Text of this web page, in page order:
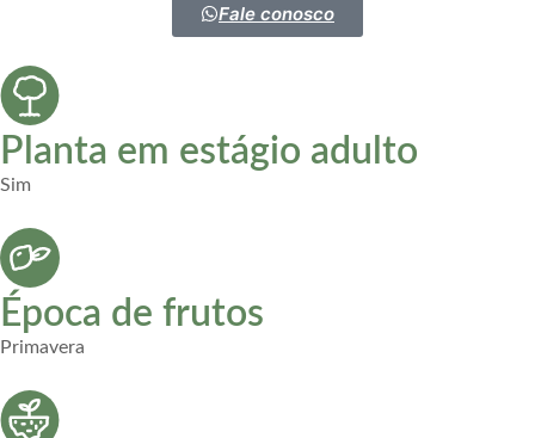
Fale conosco
Planta em estágio adulto
Sim
Época de frutos
Primavera